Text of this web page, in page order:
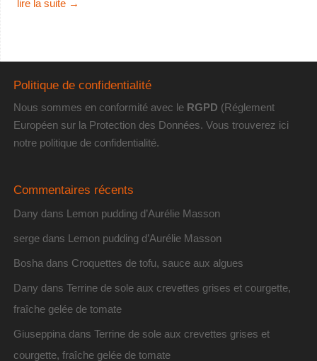
lire la suite →
Politique de confidentialité
Nous sommes en conformité avec le RGPD (Réglement
Européen sur la Protection des Données. Vous trouverez ici
notre politique de confidentialité.
Commentaires récents
Dany dans Lemon pudding d’Aurélie Masson
sergedans Lemon pudding d’Aurélie Masson
Bosha dans Croquettes de tofu, sauce aux algues
Dany dans Terrine de sole aux crevettes grises et courgette,
fraîche gelée de tomate
Giuseppina dans Terrine de sole aux crevettes grises et
courgette, fraîche gelée de tomate